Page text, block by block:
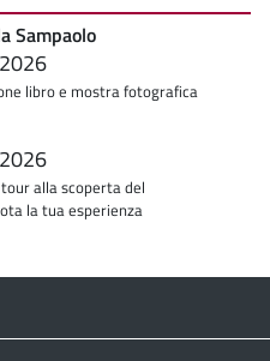
Sampaolo
libro e mostra fotografica
alla scoperta del
la tua esperienza